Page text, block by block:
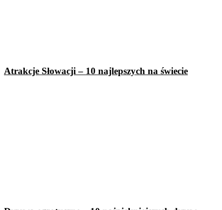
Atrakcje Słowacji – 10 najlepszych na świecie